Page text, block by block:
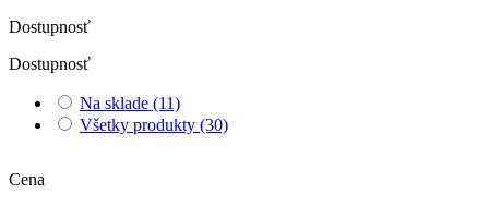
Dostupnosť
Dostupnosť
Na sklade (11)
Všetky produkty (30)
Cena